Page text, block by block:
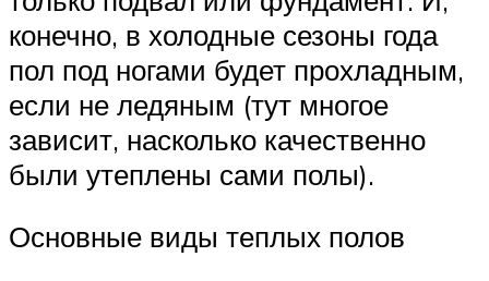
конечно, в холодные сезоны года
пол под ногами будет прохладным,
если не ледяным (тут многое
зависит, насколько качественно
были утеплены сами полы).
Основные виды теплых полов